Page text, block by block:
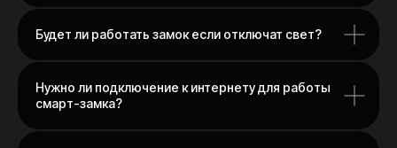
Будет ли работать замок если отключат свет?
Нужно ли подключение к интернету для работы
смарт-замка?